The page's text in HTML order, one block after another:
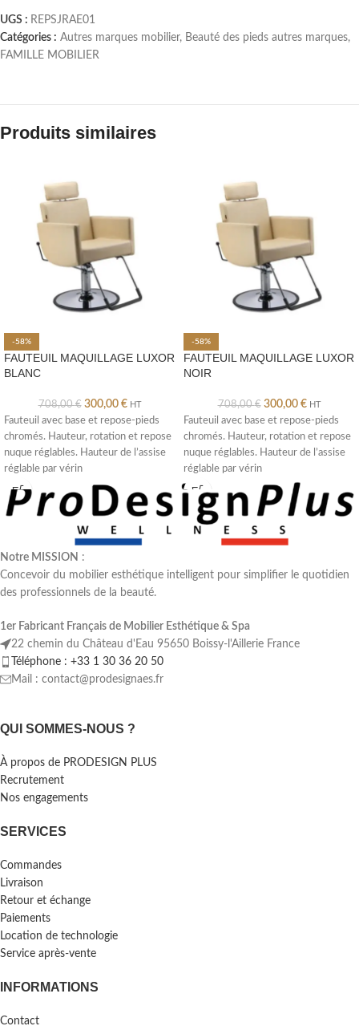
UGS : REPSJRAE01
Catégories : Autres marques mobilier, Beauté des pieds autres marques,
FAMILLE MOBILIER
Produits similaires
-58%
FAUTEUIL MAQUILLAGE LUXOR
BLANC
708,00€ 300,00 € HT
Fauteuil avec base et repose-pieds
chromés. Hauteur, rotation et repose
nuque réglables. Hauteur de l’assise
réglable par vérin
hydraulique.Hauteur hors
-58%
FAUTEUIL MAQUILLAGE LUXOR
NOIR
708,00€ 300,00 € HT
Fauteuil avec base et repose-pieds
chromés. Hauteur, rotation et repose
nuque réglables. Hauteur de l’assise
réglable par vérin
hydraulique.Hauteur hors
Notre MISSION :
Concevoir du mobilier esthétique intelligent pour simplifier le quotidien
des professionnels de la beauté.
1er Fabricant Français de Mobilier Esthétique & Spa
22 chemin du Château d'Eau 95650 Boissy-l'Aillerie France
Téléphone : +33 1 30 36 20 50
Mail : contact@prodesignaes.fr
QUI SOMMES-NOUS ?
À propos de PRODESIGN PLUS
Recrutement
Nos engagements
SERVICES
Commandes
Livraison
Retour et échange
Paiements
Location de technologie
Service après-vente
INFORMATIONS
Contact